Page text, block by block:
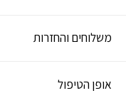
משלוחים והחזרות
אופן הטיפול